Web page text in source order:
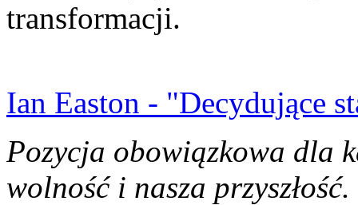
transformacji.
Ian Easton - "Decydujące
Pozycja obowiązkowa dla
wolność i nasza przyszłość.